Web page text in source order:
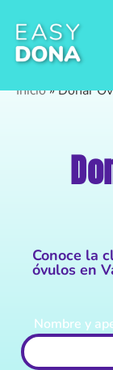
Inicio»Donar
Conoce la
óvulos en
Nombre y